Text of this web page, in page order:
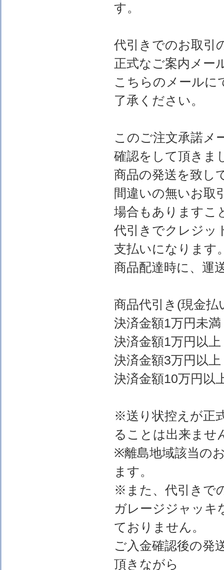
す。
代引きでのお取引
正式なご案内メー
こちらのメールに
了承ください。
このご注文承諾メ
確認をして頂きま
商品の発送を致し
間違いの無いお取
場合もありますこ
代引きでクレジッ
支払いになります
商品配達時に、運
商品代引き(現金
決済金額1万
決済金額1万円以
決済金額3万円以
決済金額10万円以
※送り状控えが正
ることは出来ませ
※離島地域該当の
ます。
※また、代引きで
ガレージジャッキ
ておりません。
ご入金確認後の発
頂きながら